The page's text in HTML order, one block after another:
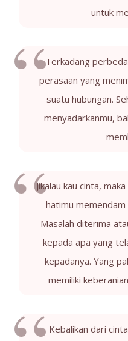
untuk
Terkadang
perasaan yang
suatu hubungan.
menyadarkanmu,
Jikalau kau cinta,
hatimu
Masalah diterima
kepada apa yang
kepadanya. Yang
memiliki
Kebalikan dari